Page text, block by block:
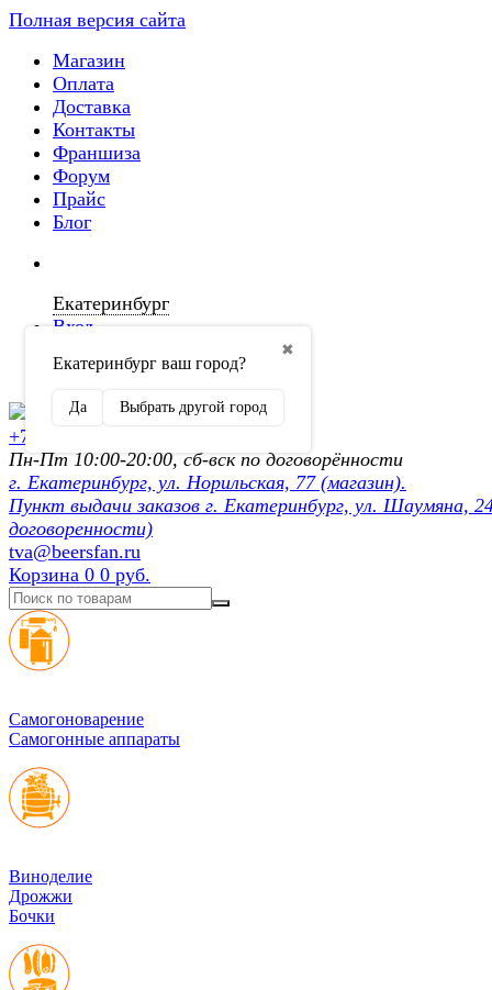
Полная версия сайта
Магазин
Оплата
Доставка
Контакты
Франшиза
Форум
Прайс
Блог
Екатеринбург
✖
Екатеринбург ваш город?
Да Выбрать другой город
Вход
Регистрация
+7 (902) 872-54-70
Пн-Пт 10:00-20:00, сб-вск по договорённости
г. Екатеринбург, ул. Норильская, 77 (магазин).
Пункт выдачи заказов г. Екатеринбург, ул. Шаумяна,
договоренности)
tva@beersfan.ru
Корзина 0 0 руб.
Cамогоноварение
Самогонные аппараты
Виноделие
Дрожжи
Бочки